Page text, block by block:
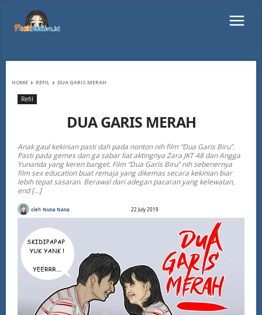
HOME REFIL DUA GARIS MERAH
Refil
DUA GARIS MERAH
Anak gaul kekinian pasti dah pada nonton nih film “Dua Garis Biru”.
Pasti pada gemes dan ga sabar liat aktingnya Zara JKT 48 dan Angga
Yunanda yang keren banget. Film “Dua Garis Biru” nih sebenernya
film sex education buat remaja yang dikemas secara kekinian biar
lebih tepat sasaran. Berawal dari adegan pacaran yang kelewatan,
end […]
oleh Nuna Nana 22 July 2019